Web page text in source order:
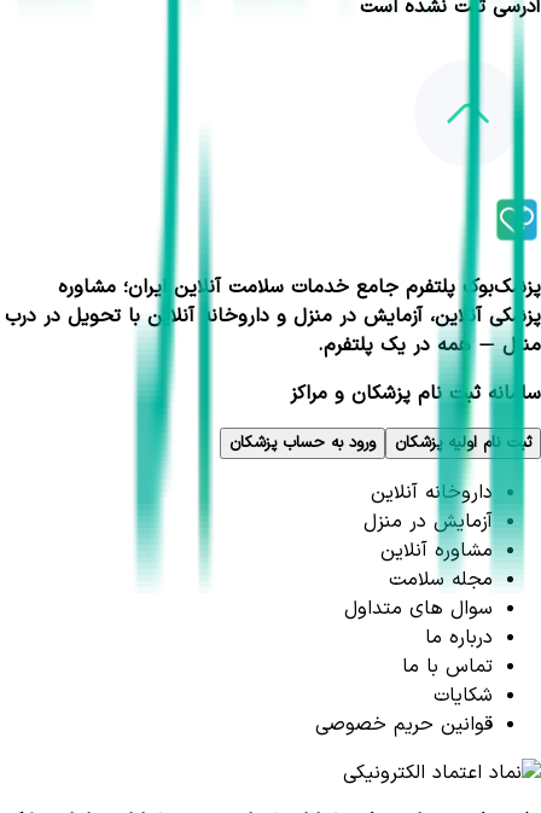
آدرسی ثبت نشده است
پزشک‌بوک پلتفرم جامع خدمات سلامت آنلاین ایران؛ مشاوره
پزشکی آنلاین، آزمایش در منزل و داروخانه آنلاین با تحویل در درب
منزل — همه در یک پلتفرم.
سامانه ثبت نام پزشکان و مراکز
ثبت نام اولیه پزشکان ورود به حساب پزشکان
داروخانه آنلاین
آزمایش در منزل
مشاوره آنلاین
مجله سلامت
سوال های متداول
درباره ما
تماس با ما
شکایات
قوانین حریم خصوصی